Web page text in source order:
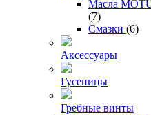
Масла
(7)
Смазки (6)
Аксессуары
Гусеницы
Гребные винты